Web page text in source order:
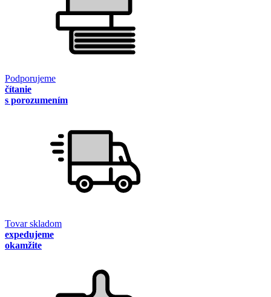
Podporujeme
čítanie
s porozumením
Tovar skladom
expedujeme
okamžite